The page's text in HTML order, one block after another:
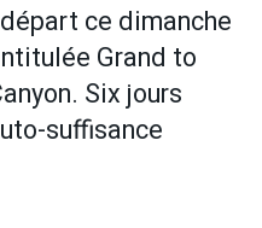
ce dimanche
Grand to
Six jours
suffisance